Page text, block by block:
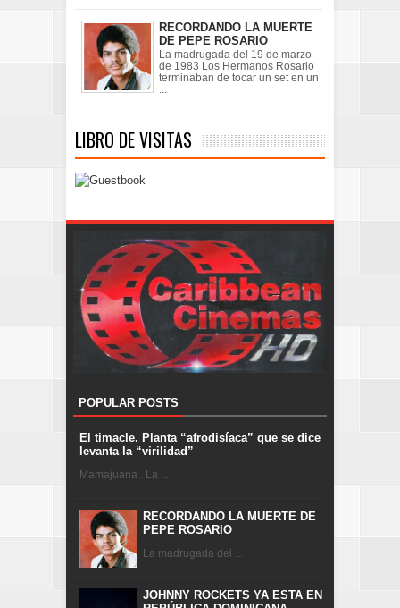
RECORDANDO LA MUERTE
DE PEPE ROSARIO
La madrugada del 19 de marzo
de 1983 Los Hermanos Rosario
terminaban de tocar un set en un
...
LIBRO DE VISITAS
POPULAR POSTS
El timacle. Planta “afrodisíaca” que se dice
levanta la “virilidad”
Mamajuana . La ...
RECORDANDO LA MUERTE DE
PEPE ROSARIO
La madrugada del ...
JOHNNY ROCKETS YA ESTA EN